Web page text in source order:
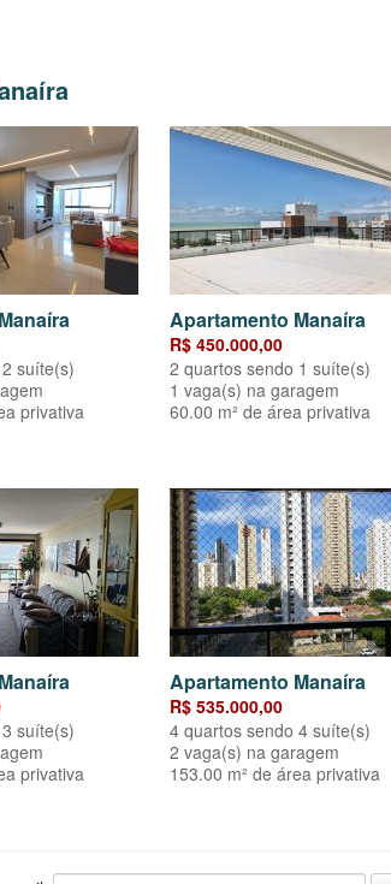
suíte(s)
privativa
Apartamento Manaíra
R$ 450.000,00
2 quartos sendo 1 suíte(s)
1 vaga(s) na garagem
60.00 m² de área privativa
suíte(s)
privativa
Apartamento Manaíra
R$ 535.000,00
4 quartos sendo 4 suíte(s)
2 vaga(s) na garagem
153.00 m² de área privativa